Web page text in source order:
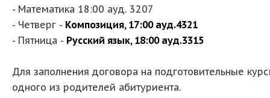
- Математика 18:00 ауд. 3207
- Четверг - Композиция, 17:00 ауд.4321
- Пятница - Русский язык, 18:00 ауд.3315
Для заполнения договора на подготовительные
одного из родителей абитуриента.